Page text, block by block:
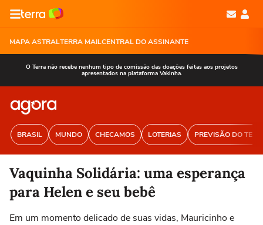
MAPA ASTRALTERRA MAILCENTRAL DO ASSINANTE
O Terra não recebe nenhum tipo de comissão das doações feitas aos projetos
apresentados na plataforma Vakinha.
BRASIL MUNDO CHECAMOS LOTERIAS PREVISÃO DO
Vaquinha Solidária: uma esperança
para Helen e seu bebê
Em um momento delicado de suas vidas, Mauricinho e